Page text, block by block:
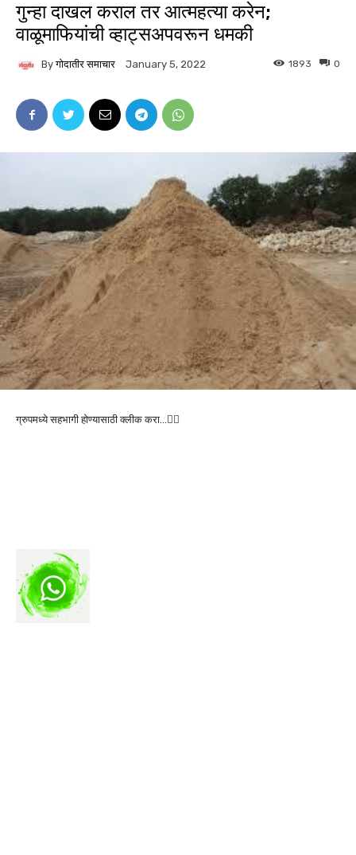
गुन्हा दाखल कराल तर आत्महत्या करेन;
वाळूमाफियांची व्हाट्सअपवरून धमकी
By गोदातीर समाचार January 5, 2022 0
1893
ग्रुपमध्ये सहभागी होण्यासाठी क्लीक करा…👆🏻